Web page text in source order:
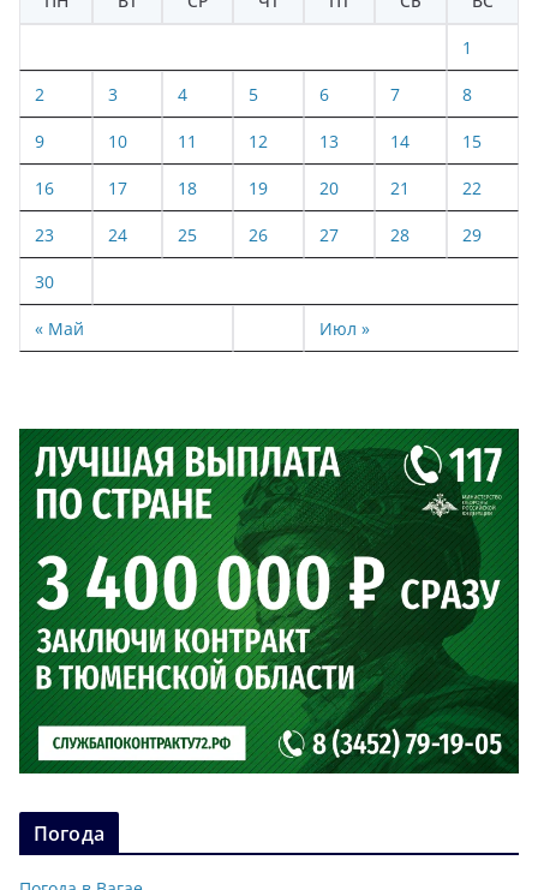
« Май Июл »
1
2 3 4 5 6 7 8
9 10 11 12 13 14 15
16 17 18 19 20 21 22
23 24 25 26 27 28 29
30
Погода